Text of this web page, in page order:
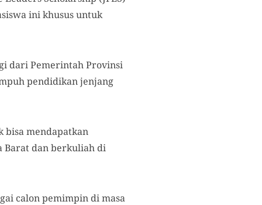
ini khusus untuk
dari Pemerintah Provinsi
pendidikan jenjang
bisa mendapatkan
Barat dan berkuliah di
calon pemimpin di masa